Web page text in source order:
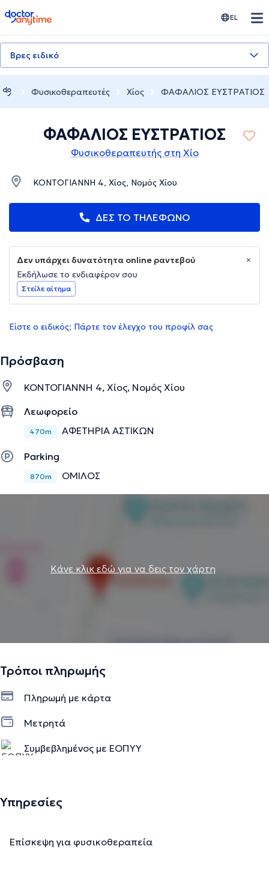
doctoranytime EL
Βρες ειδικό
Φυσικοθεραπευτές Χίος ΦΑΦΑΛΙΟΣ ΕΥΣΤΡΑΤΙΟΣ
ΦΑΦΑΛΙΟΣ ΕΥΣΤΡΑΤΙΟΣ
Φυσικοθεραπευτής στη Χίο
ΚΟΝΤΟΓΙΑΝΝΗ 4, Χίος, Νομός Χίου
ΔΕΣ ΤΟ ΤΗΛΕΦΩΝΟ
Δεν υπάρχει δυνατότητα online ραντεβού
Εκδήλωσε το ενδιαφέρον σου
Στείλε αίτημα
Είστε ο ειδικός; Πάρτε τον έλεγχο του προφίλ σας
Πρόσβαση
ΚΟΝΤΟΓΙΑΝΝΗ 4, Χίος, Νομός Χίου
Λεωφορείο
470m ΑΦΕΤΗΡΙΑ ΑΣΤΙΚΩΝ
Parking
870m ΟΜΙΛΟΣ
Κάνε κλικ εδώ για να δεις τον χάρτη
Τρόποι πληρωμής
Πληρωμή με κάρτα
Μετρητά
Συμβεβλημένος με ΕΟΠΥΥ
Υπηρεσίες
Επίσκεψη για φυσικοθεραπεία